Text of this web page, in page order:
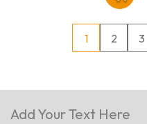
1 2 3
Add Your Text Here